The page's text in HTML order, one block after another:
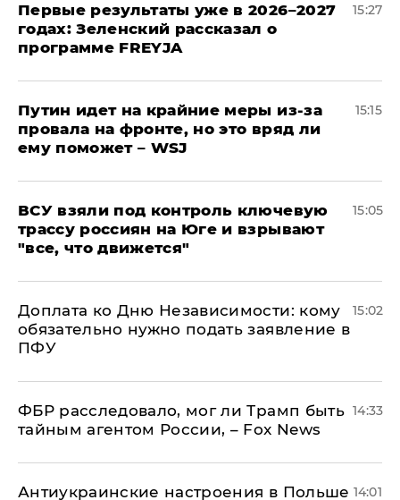
Первые результаты уже в 2026–2027
годах: Зеленский рассказал о
программе FREYJA
15:27
Путин идет на крайние меры из-за
провала на фронте, но это вряд ли
ему поможет – WSJ
15:15
ВСУ взяли под контроль ключевую
трассу россиян на Юге и взрывают
"все, что движется"
15:05
Доплата ко Дню Независимости: кому
обязательно нужно подать заявление в
ПФУ
15:02
ФБР расследовало, мог ли Трамп быть
тайным агентом России, – Fox News
14:33
Антиукраинские настроения в Польше 14:01